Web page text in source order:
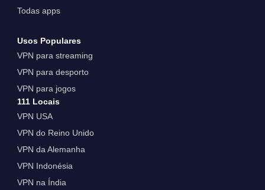
Todas apps
Usos Populares
VPN para streaming
VPN para desporto
VPN para jogos
111 Locais
VPN USA
VPN do Reino Unido
VPN da Alemanha
VPN Indonésia
VPN na Índia